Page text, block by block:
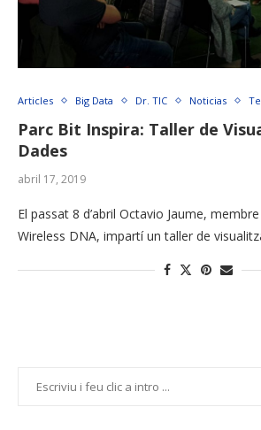
Articles Big Data Dr. TIC Noticias
Parc Bit Inspira: Taller de
Dades
abril 17, 2019
El passat 8 d’abril Octavio Jaume, membre
Wireless DNA, impartí un taller de